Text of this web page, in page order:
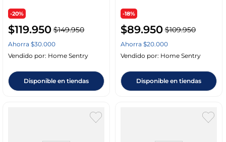
-20%
$119.950 $149.950
Ahorra $30.000
Vendido por: Home Sentry
Disponible en tiendas
-18%
$89.950 $109.950
Ahorra $20.000
Vendido por: Home Sentry
Disponible en tiendas